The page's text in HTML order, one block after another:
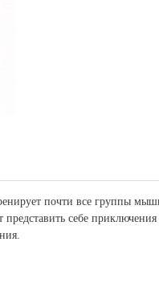
почти все группы
себе